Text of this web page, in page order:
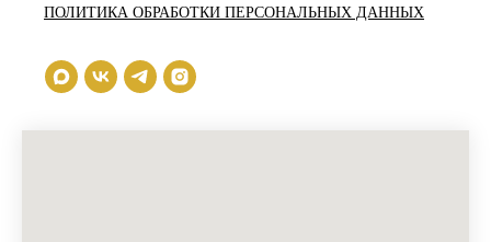
ПОЛИТИКА ОБРАБОТКИ ПЕРСОНАЛЬНЫХ ДАННЫХ